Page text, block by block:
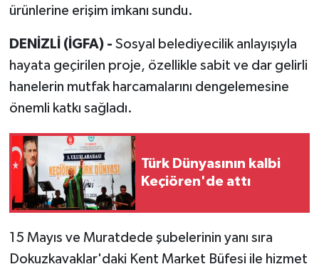
ürünlerine erişim imkanı sundu.
DENİZLİ (İGFA) - Sosyal belediyecilik anlayışıyla
hayata geçirilen proje, özellikle sabit ve dar gelirli
hanelerin mutfak harcamalarını dengelemesine
önemli katkı sağladı.
Türk Dünyasının kalbi
Keçiören'de attı
15 Mayıs ve Muratdede şubelerinin yanı sıra
Dokuzkavaklar'daki Kent Market Büfesi ile hizmet